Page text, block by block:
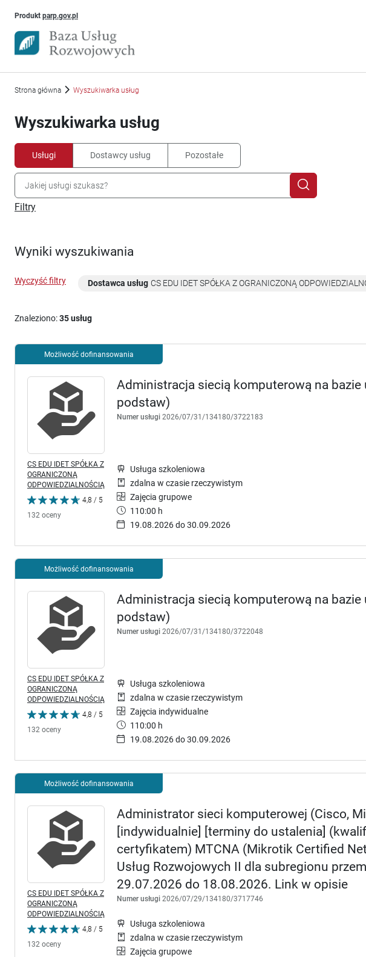
Produkt parp.gov.plUwaga, link otworzy się w nowym oknie
Strona główna Wyszukiwarka usług
Wyszukiwarka usług
Usługi Dostawcy usług Pozostałe
Filtry
Wyniki wyszukiwania
Wyczyść filtry Dostawca usług CS EDU IDET SPÓŁKA Z OGRANICZONĄ
Znaleziono:35 usług
Możliwość dofinansowania
Administracja siecią komputerową na bazie
podstaw)
Numer usługi 2026/07/31/134180/3722183
CS EDU IDET SPÓŁKA Z
OGRANICZONĄ
ODPOWIEDZIALNOŚCIĄ
4,8 / 5
132 oceny
Usługa szkoleniowa
zdalna w czasie rzeczywistym
Zajęcia grupowe
110:00 h
19.08.2026 do 30.09.2026
Możliwość dofinansowania
Administracja siecią komputerową na bazie
podstaw)
Numer usługi 2026/07/31/134180/3722048
CS EDU IDET SPÓŁKA Z
OGRANICZONĄ
ODPOWIEDZIALNOŚCIĄ
4,8 / 5
132 oceny
Usługa szkoleniowa
zdalna w czasie rzeczywistym
Zajęcia indywidualne
110:00 h
19.08.2026 do 30.09.2026
Możliwość dofinansowania
Administrator sieci komputerowej (Cisco,
[indywidualnie] [terminy do ustalenia]
certyfikatem) MTCNA (Mikrotik Certified
Usług Rozwojowych II dla subregionu
29.07.2026 do 18.08.2026. Link w opisie
Numer usługi 2026/07/29/134180/3717746
CS EDU IDET SPÓŁKA Z
OGRANICZONĄ
ODPOWIEDZIALNOŚCIĄ
4,8 / 5
132 oceny
Usługa szkoleniowa
zdalna w czasie rzeczywistym
Zajęcia grupowe